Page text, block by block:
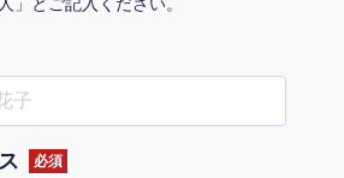
リトルくん』
あいのりAI』
作『まるごと社長』
『SEOトライアル』
必須